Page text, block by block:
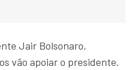
Jair Bolsonaro,
vão apoiar o presidente.